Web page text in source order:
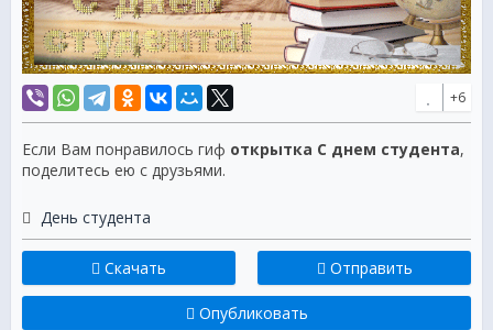
+6
Если Вам понравилось гиф открытка С днем студента,
поделитесь ею с друзьями.
День студента
Скачать Отправить
Опубликовать